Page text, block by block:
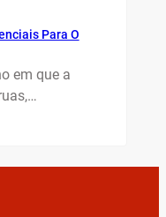
Para O
em que a